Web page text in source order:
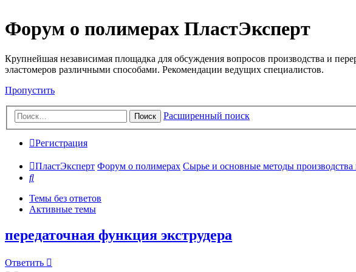
Форум о полимерах ПластЭксперт
Крупнейшая независимая площадка для обсуждения вопросов производства и
эластомеров различными способами. Рекомендации ведущих специалистов.
Пропустить
Поиск Расширенный поиск
Регистрация
ПластЭксперт Форум о полимерах Сырье и основные методы производства
Поиск
Темы без ответов
Активные темы
передаточная функция экструдера
Ответить